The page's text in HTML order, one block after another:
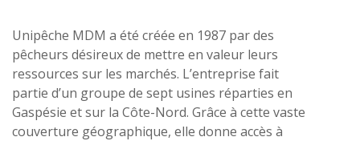
Unipêche MDM a été créée en 1987 par des
pêcheurs désireux de mettre en valeur leurs
ressources sur les marchés. L’entreprise fait
partie d’un groupe de sept usines réparties en
Gaspésie et sur la Côte-Nord. Grâce à cette vaste
couverture géographique, elle donne accès à